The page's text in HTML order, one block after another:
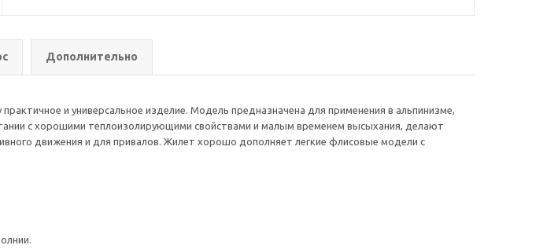
Дополнительно
и универсальное изделие. Модель предназначена для применения в альпинизме,
с хорошими теплоизолирующими свойствами и малым временем высыхания, делают
движения и для привалов. Жилет хорошо дополняет легкие флисовые модели с